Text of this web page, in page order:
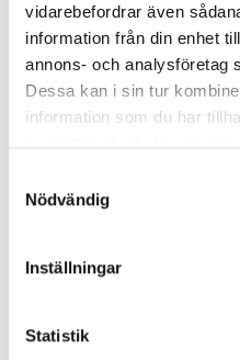
vidarebefordrar även
information från din enhet
annons- och analysföretag
Dessa kan i sin tur
information som du har
Nödvändig
Inställningar
Statistik
Stabes
Signa upp dig på vår